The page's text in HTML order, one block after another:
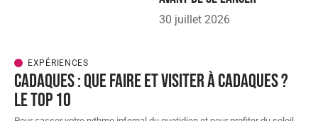
30 juillet 2026
EXPÉRIENCES
Cadaques : que faire et visiter à Cadaques ?
Le Top 10